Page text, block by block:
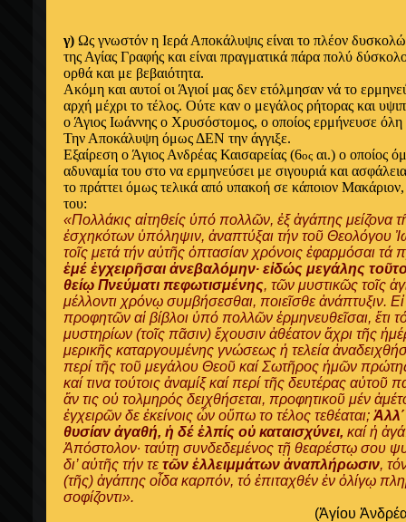
γ) Ως γνωστόν η Ιερά Αποκάλυψις είναι το πλέον
της Αγίας Γραφής και είναι πραγματικά πάρα πολύ
ορθά και με βεβαιότητα.
Ακόμη και αυτοί οι Άγιοί μας δεν ετόλμησαν νά το
αρχή μέχρι το τέλος. Ούτε καν ο μεγάλος ρήτορας και
ο Άγιος Ιωάννης ο Χρυσόστομος, ο οποίος ερμήνευσε
Την Αποκάλυψη όμως ΔΕΝ την άγγιξε.
Εξαίρεση ο Άγιος Ανδρέας Καισαρείας (6ος αι.) ο οποίος
αδυναμία του στο να ερμηνεύσει με σιγουριά και
το πράττει όμως τελικά από υπακοή σε κάποιον
του:
«Πολλάκις αἰτηθείς ὑπό πολλῶν, ἐξ ἀγάπης μείζονα
ἐσχηκότων ὑπόληψιν, ἀναπτύξαι τήν τοῦ Θεολόγου
τοῖς μετά τήν αὐτῆς ὁπτασίαν χρόνοις ἐφαρμόσαι τά
ἐμέ ἐγχειρῆσαι ἀνεβαλόμην∙ εἰδώς μεγάλης τοῦτο
θείῳ Πνεύματι πεφωτισμένης, τῶν μυστικῶς τοῖς
μέλλοντι χρόνῳ συμβήσεσθαι, ποιεῖσθε ἀνάπτυξιν.
προφητῶν αἱ βίβλοι ὑπό πολλῶν ἑρμηνευθεῖσαι, ἔτι
μυστηρίων (τοῖς πᾶσιν) ἔχουσιν ἀθέατον ἄχρι τῆς
μερικῆς καταργουμένης γνώσεως ἡ τελεία
περί τῆς τοῦ μεγάλου Θεοῦ καί Σωτῆρος ἡμῶν
καί τινα τούτοις ἀναμίξ καί περί τῆς δευτέρας αὐτοῦ
ἄν τις οὐ τολμηρός δειχθήσεται, προφητικοῦ μέν
ἐγχειρῶν δε ἐκείνοις ὧν οὕπω το τέλος τεθέαται;
θυσίαν ἀγαθή, ἡ δέ ἐλπίς οὐ καταισχύνει, καί ἡ
Ἀπόστολον∙ ταύτῃ συνδεδεμένος τῇ θεαρέστῳ σου
δι’ αὐτῆς τήν τε τῶν ἐλλειμμάτων ἀναπλήρωσιν,
(τῆς) ἀγάπης οἶδα καρπόν, τό ἐπιταχθέν ἐν ὀλίγῳ
σοφίζοντι».
(Ἁγίου